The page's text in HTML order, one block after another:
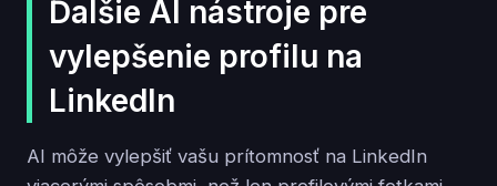
Ďalšie AI nástroje pre
vylepšenie profilu na
LinkedIn
AI môže vylepšiť vašu prítomnosť na LinkedIn